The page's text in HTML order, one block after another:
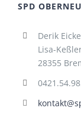
SPD
Derik
Lisa-
28355